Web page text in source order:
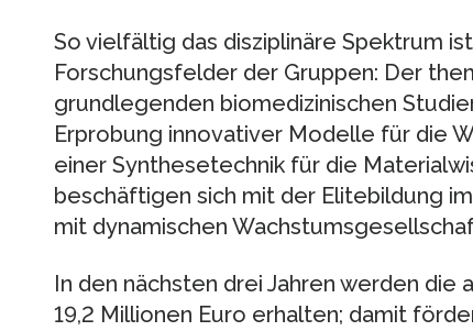
So vielfältig das disziplinäre Spektrum
Forschungsfelder der Gruppen: Der
grundlegenden biomedizinischen
Erprobung innovativer Modelle für die
einer Synthesetechnik für die
beschäftigen sich mit der Elitebildung
mit dynamischen
In den nächsten drei Jahren werden
19,2 Millionen Euro erhalten; damit